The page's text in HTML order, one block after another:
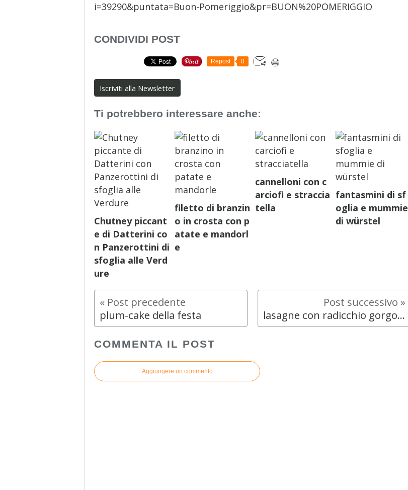
i=39290&puntata=Buon-Pomeriggio&pr=BUON%20POMERIGGIO
CONDIVIDI POST
Repost 0
Iscriviti alla Newsletter
Ti potrebbero interessare anche:
Chutney piccant
e di Datterini co
n Panzerottini di
sfoglia alle Verd
ure
filetto di branzin
o in crosta con p
atate e mandorl
e
cannelloni con c
arciofi e straccia
tella
fantasmini di sf
oglia e mummie
di würstel
plum-cake della festa lasagne con radicchio gorgonzola e noci
COMMENTA IL POST
Aggiungere un commento